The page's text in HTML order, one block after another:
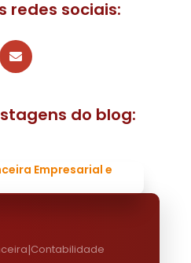
redes sociais:
do blog:
|Contabilidade